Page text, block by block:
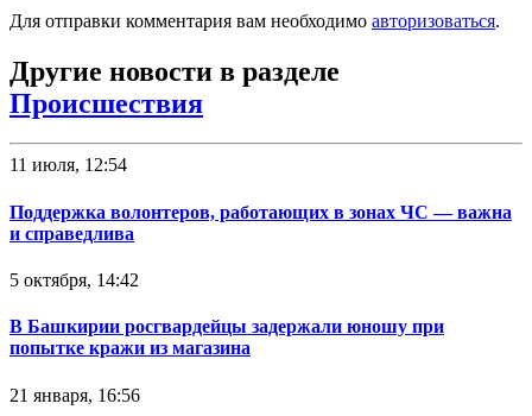
Для отправки комментария вам необходимо авторизоваться.
Другие новости в разделе
Происшествия
11 июля, 12:54
Поддержка волонтеров, работающих в зонах ЧС — важна
и справедлива
5 октября, 14:42
В Башкирии росгвардейцы задержали юношу при
попытке кражи из магазина
21 января, 16:56